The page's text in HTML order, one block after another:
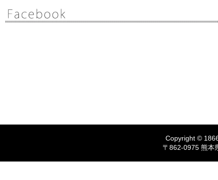
Copyright ©
〒862-0975 熊本